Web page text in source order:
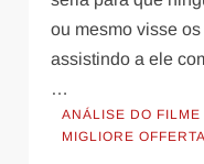
ou mesmo visse
assistindo a ele
…
ANÁLISE DO
MIGLIORE